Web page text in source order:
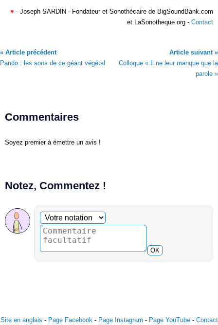
♥ - Joseph SARDIN - Fondateur et Sonothécaire de BigSoundBank.com
et LaSonotheque.org - Contact
« Article précédent
Pando : les sons de ce géant végétal
Article suivant »
Colloque « Il ne leur manque que la
parole »
Commentaires
Soyez premier à émettre un avis !
Notez, Commentez !
Commentaire facultatif
Votre notation
OK
Site en anglais - Page Facebook - Page Instagram - Page YouTube- Contact